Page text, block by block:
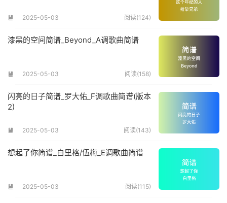
 2025-05-03 阅读(124)
漆黑的空间简谱_Beyond_A调歌曲简谱
 2025-05-03 阅读(158)
闪亮的日子简谱_罗大佑_F调歌曲简谱(版本
2)
 2025-05-03 阅读(143)
想起了你简谱_白里格/伍梅_E调歌曲简谱
 2025-05-03 阅读(115)